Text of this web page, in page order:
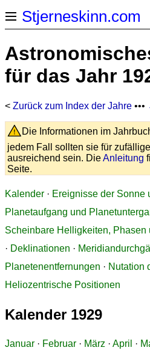
Stjerneskinn.com
für das Jahr
< Zurück zum Index der Jahre •••
Die Informationen im
jedem Fall sollten sie für
ausreichend sein. DieAnleitung
Seite.
Kalender · Ereignisse der Sonne
Planetaufgang und
Scheinbare Helligkeiten,
· Deklinationen ·
Planetenentfernungen · Nutation
Heliozentrische Positionen
Kalender 1929
Januar · Februar · März · April ·